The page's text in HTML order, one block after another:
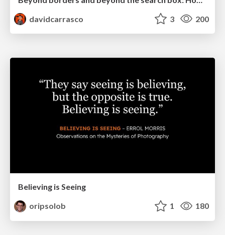
davidcarrasco
3 200
Believing is Seeing
oripsolob
1 180